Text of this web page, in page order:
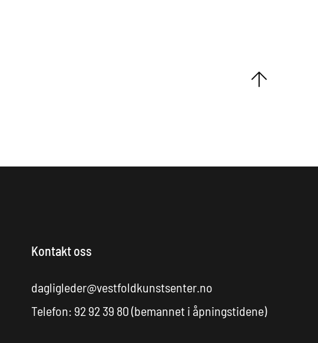
Kontakt oss
dagligleder@vestfoldkunstsenter.no
Telefon: 92 92 39 80 (bemannet i åpningstidene)